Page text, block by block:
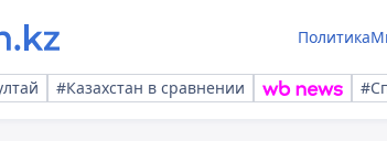
Политика
#Казахстан в сравнении